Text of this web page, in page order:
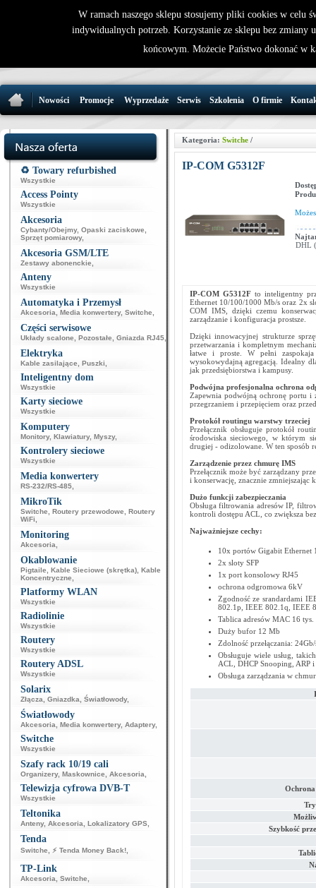
32 721 86
Nowości Promocje Wyprzedaże Serwis Szkolenia O firmie
♻️ Towary refurbished
Wszystkie
Access Pointy
Wszystkie
Akcesoria
Cybanty/Obejmy, Opaski zaciskowe
Sprzęt pomiarowy,
Akcesoria GSM/LTE
Zestawy abonenckie
Anteny
Wszystkie
Automatyka i Przemysł
Akcesoria Media konwertery, Switche
Części serwisowe
Układy scalone Pozostałe Gniazda RJ45
Elektryka
Kable zasilające Puszki
Inteligentny dom
Wszystkie
Karty sieciowe
Wszystkie
Komputery
Monitory, Klawiatury, Myszy,
Kontrolery sieciowe
Wszystkie
Media konwertery
RS-232/RS-485
MikroTik
Switche Routery przewodowe
Routery
WiFi
Monitoring
Akcesoria
Okablowanie
Pigtaile Kable Sieciowe (skrętka) Kable
Koncentryczne
Platformy WLAN
Wszystkie
Radiolinie
Wszystkie
Routery
Wszystkie
Routery ADSL
Wszystkie
Solarix
Złącza Gniazdka Światłowody,
Światłowody
Akcesoria Media konwertery, Adaptery,
Switche
Wszystkie
Szafy rack 10/19 cali
Organizery, Maskownice Akcesoria
Telewizja cyfrowa DVB-T
Wszystkie
Teltonika
Anteny, Akcesoria Lokalizatory GPS
Tenda
Switche ⚡ Tenda Money Back!
TP-Link
Akcesoria Switche
Kategoria: Switche/
IP-COM G5312F
DHL
IP-COM G5312F to inteligentny
Ethernet 10/100/1000 Mb/s oraz 2x
COM IMS, dzięki czemu
zarządzanie i konfiguracja prostsze.
Dzięki innowacyjnej strukturze
przetwarzania i kompletnym
łatwe i proste. W pełni
wysokowydajną agregacją. Idealny
jak przedsiębiorstwa i kampusy.
Podwójna profesjonalna ochrona
Zapewnia podwójną ochronę portu i
przegrzaniem i przepięciem oraz
Protokół routingu warstwy trzeciej
Przełącznik obsługuje protokół
środowiska sieciowego, w którym
drugiej - odizolowane. W ten sposób
Zarządzenie przez chmurę IMS
Przełącznik może być zarządzany
i konserwację, znacznie zmniejszając
Dużo funkcji zabezpieczania
Obsługa filtrowania adresów IP,
kontroli dostępu ACL, co zwiększa
Najważniejsze cechy:
10x portów Gigabit Ethernet
2x sloty SFP
1x port konsolowy RJ45
ochrona odgromowa 6kV
Zgodność ze srandardami
802.1p, IEEE 802.1q, IEEE
Tablica adresów MAC 16
Duży bufor 12 Mb
Zdolność przełączania: 24Gb/
Obsługuje wiele usług,
ACL, DHCP Snooping, ARP i
Obsługa zarządzania w
Szybkość
W ramach naszego sklepu stosujemy pliki cookies w celu
indywidualnych potrzeb. Korzystanie ze sklepu bez zmiany
końcowym. Możecie Państwo dokonać w